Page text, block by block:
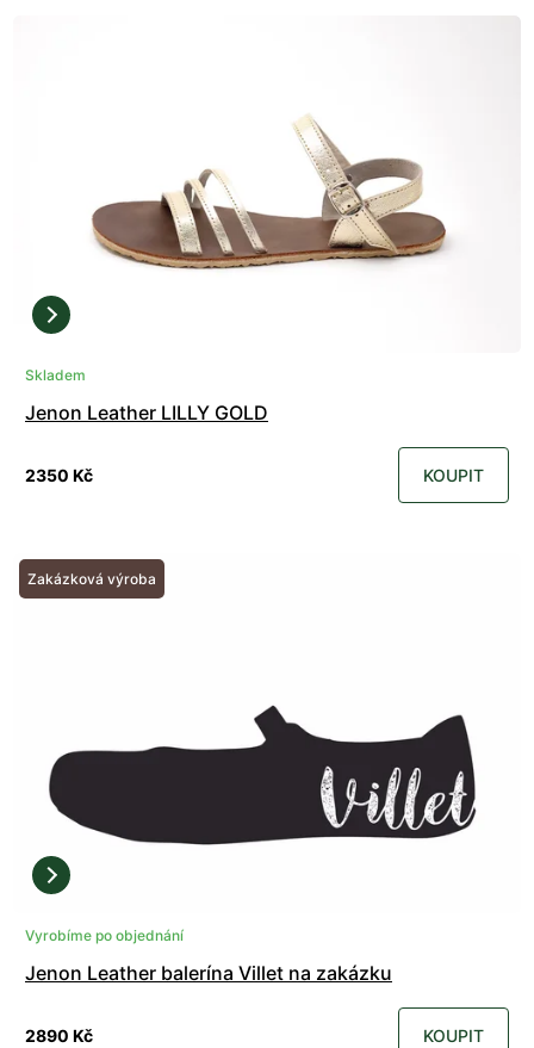
Skladem
Jenon Leather LILLY GOLD
2350 Kč KOUPIT
Zakázková výroba
Vyrobíme po objednání
Jenon Leather balerína Villet na zakázku
2890 Kč KOUPIT